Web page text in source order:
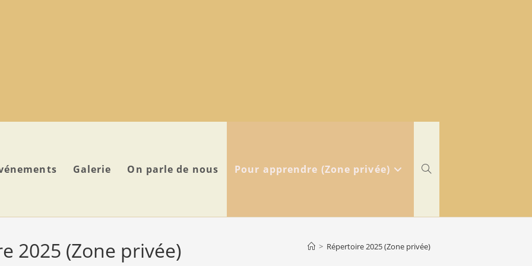
Galerie On parle de nous Pour apprendre (Zone privée) Toggle
website
2025 (Zone privée) > Répertoire 2025 (Zone privée)